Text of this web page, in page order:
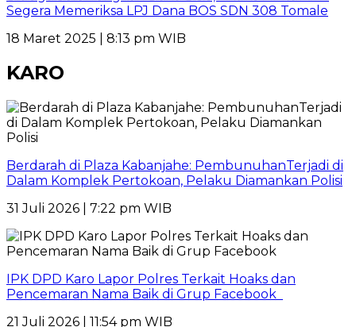
Segera Memeriksa LPJ Dana BOS SDN 308 Tomale
18 Maret 2025 | 8:13 pm WIB
KARO
Berdarah di Plaza Kabanjahe: PembunuhanTerjadi di
Dalam Komplek Pertokoan, Pelaku Diamankan Polisi
31 Juli 2026 | 7:22 pm WIB
IPK DPD Karo Lapor Polres Terkait Hoaks dan
Pencemaran Nama Baik di Grup Facebook
21 Juli 2026 | 11:54 pm WIB